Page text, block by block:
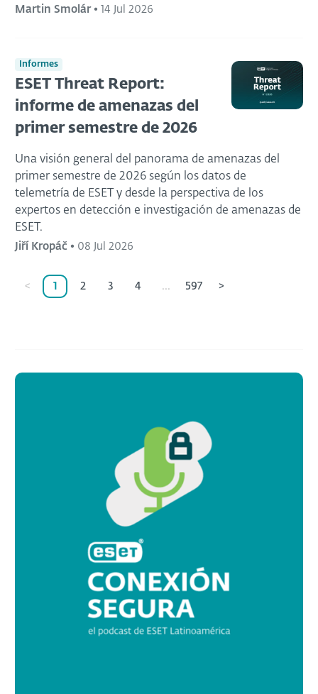
Martin Smolár• 14 Jul 2026
Informes
ESET Threat Report:
informe de amenazas del
primer semestre de 2026
Una visión general del panorama de amenazas del
primer semestre de 2026 según los datos de
telemetría de ESET y desde la perspectiva de los
expertos en detección e investigación de amenazas de
ESET.
Jiří Kropáč • 08 Jul 2026
< 1 2 3 4 ... 597 >